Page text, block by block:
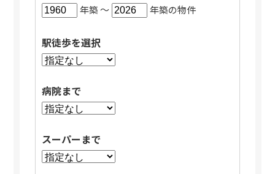
年築 〜 年築の物件
駅徒歩を選択
病院まで
スーパーまで